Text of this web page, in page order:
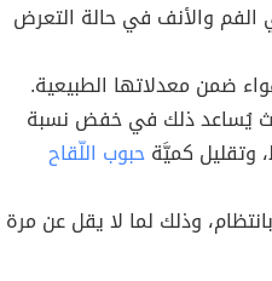
الفم والأنف في حالة التعرض
ضمن معدلاتها الطبيعية.
يُساعد ذلك في خفض نسبة
وتقليل كميَّةحبوب اللّقاح
وذلك لما لا يقل عن مرة